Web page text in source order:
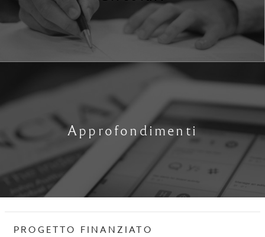
Approfondimenti
PROGETTO FINANZIATO